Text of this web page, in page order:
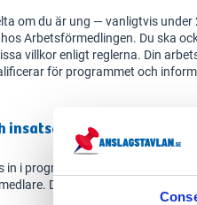
om du är ung — vanligtvis
Arbetsförmedlingen. Du ska
villkor enligt reglerna. Din
för programmet och
insatser som erbjuds
in i programmet görs en individuell
Du kan få: